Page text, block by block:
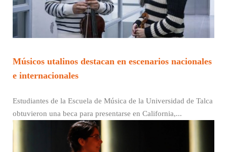
Músicos utalinos destacan en escenarios nacionales
e internacionales
Estudiantes de la Escuela de Música de la Universidad de Talca
obtuvieron una beca para presentarse en California,...